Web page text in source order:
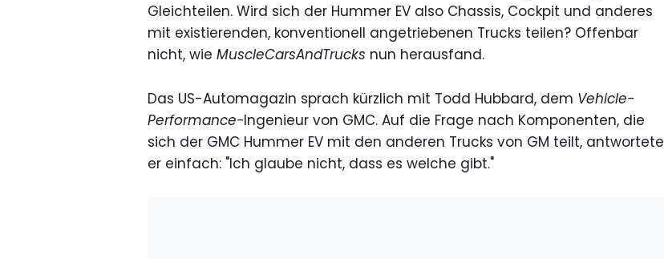
Gleichteilen. Wird sich der Hummer EV also Chassis, Cockpit und anderes
mit existierenden, konventionell angetriebenen Trucks teilen? Offenbar
nicht, wie MuscleCarsAndTrucks nun herausfand.
Das US-Automagazin sprach kürzlich mit Todd Hubbard, dem Vehicle-
Performance-Ingenieur von GMC. Auf die Frage nach Komponenten, die
sich der GMC Hummer EV mit den anderen Trucks von GM teilt, antwortete
er einfach: "Ich glaube nicht, dass es welche gibt."